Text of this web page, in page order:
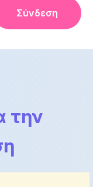
Σύνδεση
την